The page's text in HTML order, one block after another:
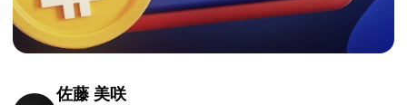
佐藤 美咲